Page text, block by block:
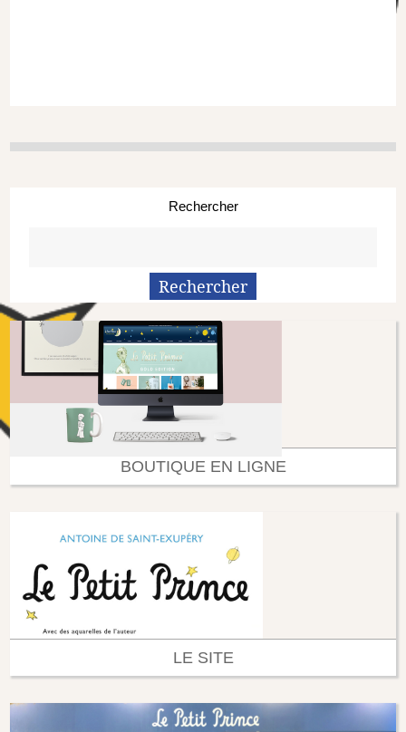
Rechercher
BOUTIQUE EN LIGNE
LE SITE